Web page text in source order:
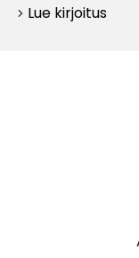
keyboard_arrow_right Lue kirjoitus